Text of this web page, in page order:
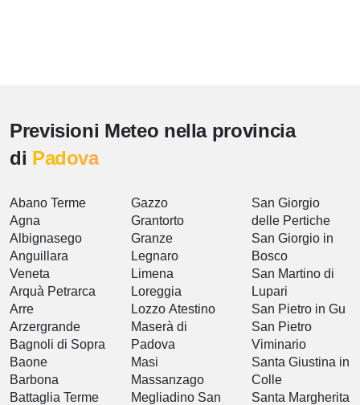
Previsioni Meteo nella provincia
di Padova
Abano Terme
Agna
Albignasego
Anguillara
Veneta
Arquà Petrarca
Arre
Arzergrande
Bagnoli di Sopra
Baone
Barbona
Battaglia Terme
Gazzo
Grantorto
Granze
Legnaro
Limena
Loreggia
Lozzo Atestino
Maserà di
Padova
Masi
Massanzago
Megliadino San
San Giorgio
delle Pertiche
San Giorgio in
Bosco
San Martino di
Lupari
San Pietro in Gu
San Pietro
Viminario
Santa Giustina in
Colle
Santa Margherita